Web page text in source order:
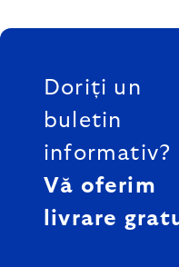
SUBSOL
Doriți un
buletin
informativ?
Vă oferim
livrare